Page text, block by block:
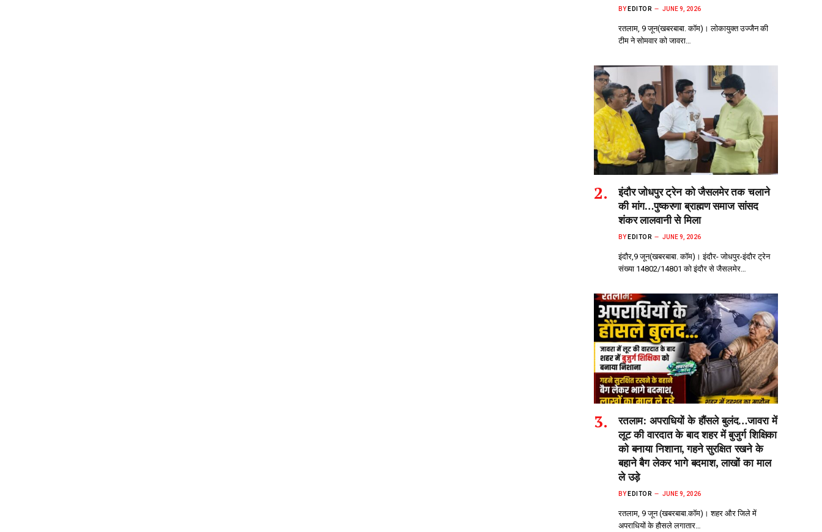
BY EDITOR JUNE 9, 2026
रतलाम, 9 जून(खबरबाबा. कॉम)। लोकायुक्त उज्जैन की
टीम ने सोमवार को जावरा…
इंदौर जोधपुर ट्रेन को जैसलमेर तक चलाने
की मांग…पुष्करणा ब्राह्मण समाज सांसद
शंकर लालवानी से मिला
BY EDITOR JUNE 9, 2026
इंदौर,9 जून(खबरबाबा. कॉम)। इंदौर- जोधपुर-इंदौर ट्रेन
संख्या 14802/14801 को इंदौर से जैसलमेर…
रतलाम: अपराधियों के हौंसले बुलंद…जावरा में
लूट की वारदात के बाद शहर में बुजुर्ग शिक्षिका
को बनाया निशाना, गहने सुरक्षित रखने के
बहाने बैग लेकर भागे बदमाश, लाखों का माल
ले उड़े
BY EDITOR JUNE 9, 2026
रतलाम, 9 जून (खबरबाबा.कॉम)। शहर और जिले में
अपराधियों के हौसले लगातार…